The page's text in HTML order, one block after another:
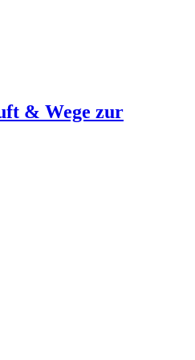
& Wege zur